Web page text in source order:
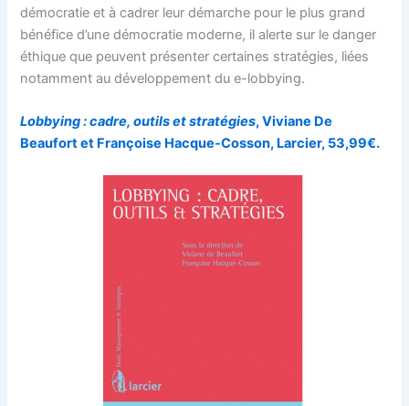
démocratie et à cadrer leur démarche pour le plus grand
bénéfice d’une démocratie moderne, il alerte sur le danger
éthique que peuvent présenter certaines stratégies, liées
notamment au développement du e-lobbying.
Lobbying : cadre, outils et stratégies, Viviane De
Beaufort et Françoise Hacque-Cosson, Larcier, 53,99€.